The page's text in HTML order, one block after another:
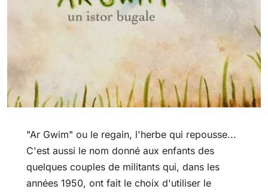
"Ar Gwim" ou le regain, l'herbe qui repousse...
C'est aussi le nom donné aux enfants des
quelques couples de militants qui, dans les
années 1950, ont fait le choix d'utiliser le